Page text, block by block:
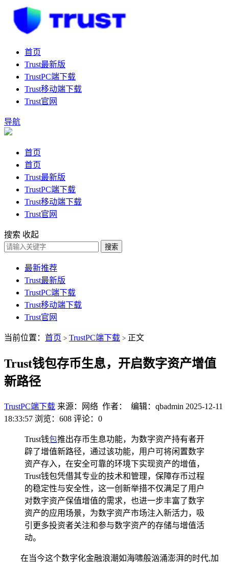
首页
Trust最新版
TrustPC端下载
Trust移动端下载
Trust官网
导航
首页
首页
Trust最新版
TrustPC端下载
Trust移动端下载
Trust官网
搜索 收起
搜索
最新推荐
Trust最新版
TrustPC端下载
Trust移动端下载
Trust官网
当前位置： 首页 > TrustPC端下载 > 正文
Trust钱包存币生息，开启数字资产增值
新路径
TrustPC端下载 来源：网络 作者： 编辑：qbadmin 2025-12-11
18:33:57 浏览：608 评论：0
Trust钱包推出存币生息功能，为数字资产持有者开
辟了增值新路径，通过该功能，用户可将闲置数字
资产存入，在安全可靠的环境下实现资产的增值，
Trust钱包凭借其专业的技术和管理，保障存币过程
的稳定性与安全性，这一创新举措不仅满足了用户
对数字资产保值增值的需求，也进一步丰富了数字
资产的应用场景，为数字资产市场注入新活力，吸
引更多投资者关注和参与数字资产的存储与增值活
动。
在当今这个数字化金融浪潮如海啸般汹涌澎湃的时代,加